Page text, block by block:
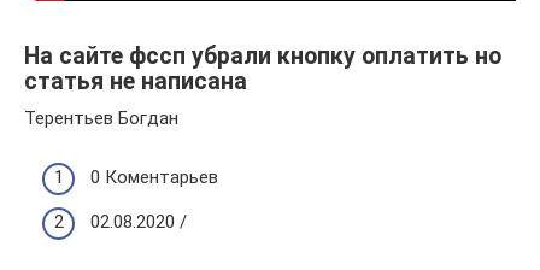
На сайте фссп убрали кнопку оплатить но
статья не написана
Терентьев Богдан
0 Коментарьев
02.08.2020 /